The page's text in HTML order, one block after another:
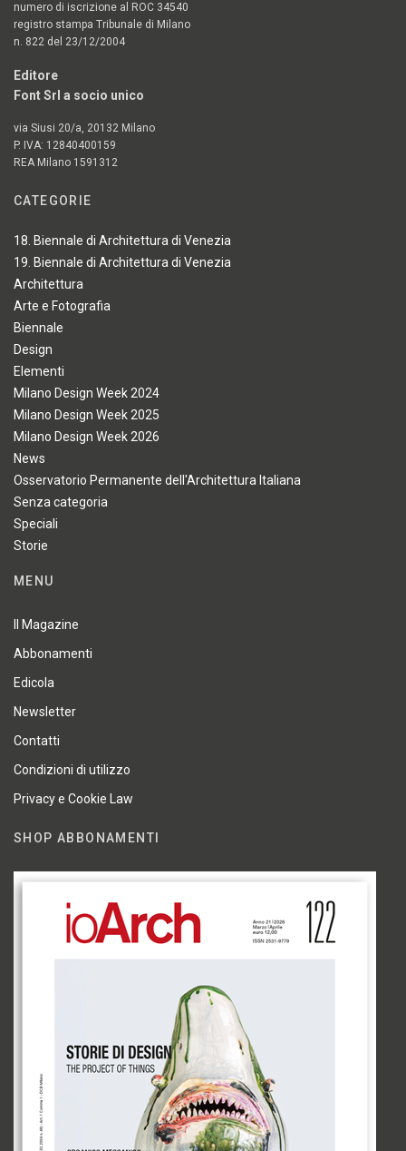
numero di iscrizione al ROC 34540
registro stampa Tribunale di Milano
n. 822 del 23/12/2004
Editore
Font Srl a socio unico
via Siusi 20/a, 20132 Milano
P. IVA: 12840400159
REA Milano 1591312
CATEGORIE
18. Biennale di Architettura di Venezia
19. Biennale di Architettura di Venezia
Architettura
Arte e Fotografia
Biennale
Design
Elementi
Milano Design Week 2024
Milano Design Week 2025
Milano Design Week 2026
News
Osservatorio Permanente dell'Architettura Italiana
Senza categoria
Speciali
Storie
MENU
Il Magazine
Abbonamenti
Edicola
Newsletter
Contatti
Condizioni di utilizzo
Privacy e Cookie Law
SHOP ABBONAMENTI